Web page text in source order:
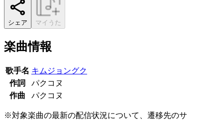
シェア マイうた
楽曲情報
歌手名 キムジョングク
作詞
パクコヌ
作曲
パクコヌ
※対象楽曲の最新の配信状況について、遷移先のサ